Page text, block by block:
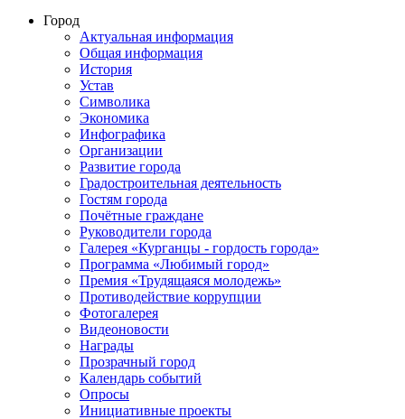
Город
Актуальная информация
Общая информация
История
Устав
Символика
Экономика
Инфографика
Организации
Развитие города
Градостроительная деятельность
Гостям города
Почётные граждане
Руководители города
Галерея «Курганцы - гордость города»
Программа «Любимый город»
Премия «Трудящаяся молодежь»
Противодействие коррупции
Фотогалерея
Видеоновости
Награды
Прозрачный город
Календарь событий
Опросы
Инициативные проекты